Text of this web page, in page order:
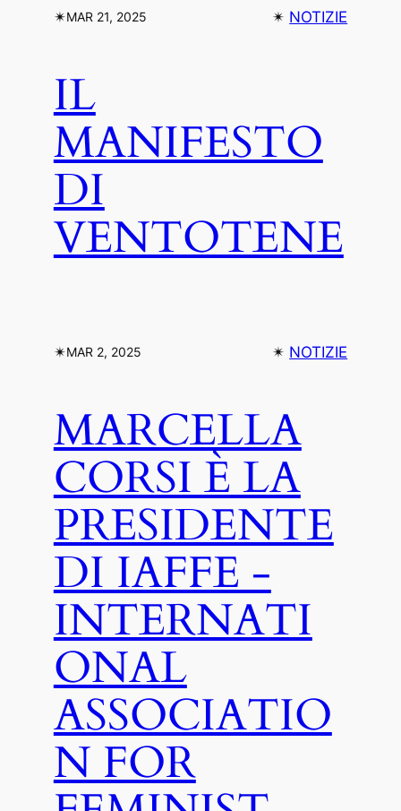
✴︎MAR 21, 2025 ✴︎ NOTIZIE
IL
MANIFESTO
DI
VENTOTENE
✴︎MAR 2, 2025 ✴︎ NOTIZIE
MARCELLA
CORSI È LA
PRESIDENTE
DI IAFFE -
INTERNATI
ONAL
ASSOCIATIO
N FOR